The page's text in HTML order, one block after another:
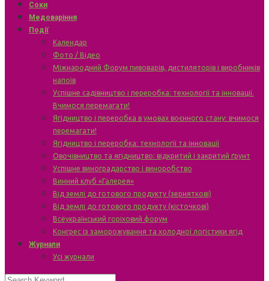
Соки
Медоваріння
Події
Календар
Фото / Відео
Міжнародний Форум пивоварів, дистиляторів і виробників
напоїв
Успішне садівництво і переробка: технології та інновації.
Вчимося перемагати!
Ягідництво і переробка в умовах воєнного стану: вчимося
перемагати!
Ягідництво і переробка: технології та інновації
Овочівництво та ягідництво: відкритий і закритий ґрунт
Успішне виноградарство і виноробство
Винний клуб «Галерея»
Від землі до готового продукту (зерняткові)
Від землі до готового продукту (кісточкові)
Всеукраїнський горіховий форум
Конгрес із заморожування та холодної логістики ягід
Журнали
Усі журнали